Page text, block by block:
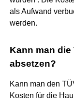
als Aufwand
werden.
Kann man die
absetzen?
Kann man den
Kosten für die